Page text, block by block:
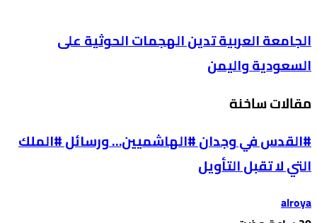
الجامعة العربية تدين الهجمات الحوثية على
السعودية واليمن
مقالات ساخنة
#القدس في وجدان #الهاشميين… ورسائل #الملك
التي لا تقبل التأويل
alroya